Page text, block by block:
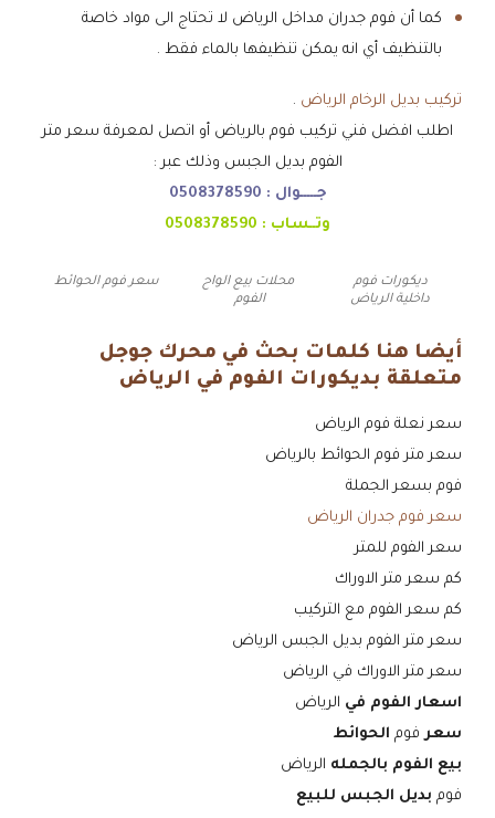
كما أن فوم جدران مداخل الرياض لا تحتاج الى مواد خاصة
بالتنظيف أي انه يمكن تنظيفها بالماء فقط .
تركيب بديل الرخام الرياض .
اطلب افضل فني تركيب فوم بالرياض أو اتصل لمعرفة سعر متر
الفوم بديل الجبس وذلك عبر :
جـــــوال : 0508378590
وتــساب : 0508378590
ديكورات فوم
داخلية الرياض
محلات بيع الواح
الفوم
سعر فوم الحوائط
أيضا هنا كلمات بحث في محرك جوجل
متعلقة بديكورات الفوم في الرياض
سعر نعلة فوم الرياض
سعر متر فوم الحوائط بالرياض
فوم بسعر الجملة
سعر فوم جدران الرياض
سعر الفوم للمتر
كم سعر متر الاوراك
كم سعر الفوم مع التركيب
سعر متر الفوم بديل الجبس الرياض
سعر متر الاوراك في الرياض
اسعار الفوم في الرياض
سعرفوم الحوائط
بيع الفوم بالجمله الرياض
فوم بديل الجبس للبيع